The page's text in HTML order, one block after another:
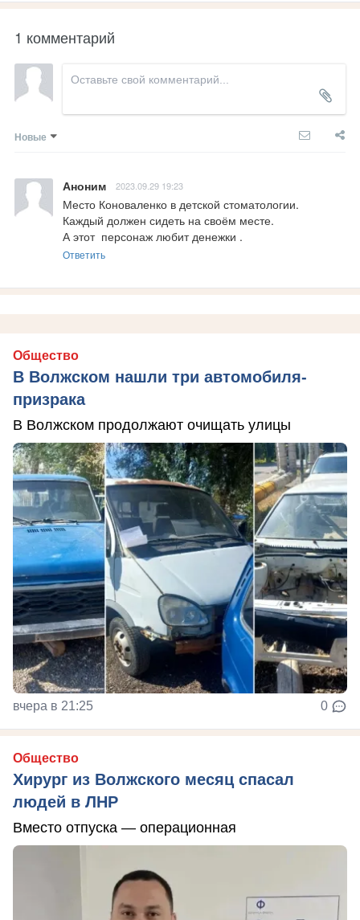
1 комментарий
Новые
Аноним 2023.09.29 19:23
Место Коноваленко в детской стоматологии.
Каждый должен сидеть на своём месте.
А этот  персонаж любит денежки .
Ответить
Общество
В Волжском нашли три автомобиля-
призрака
В Волжском продолжают очищать улицы
вчера в 21:25 0
Общество
Хирург из Волжского месяц спасал
людей в ЛНР
Вместо отпуска — операционная